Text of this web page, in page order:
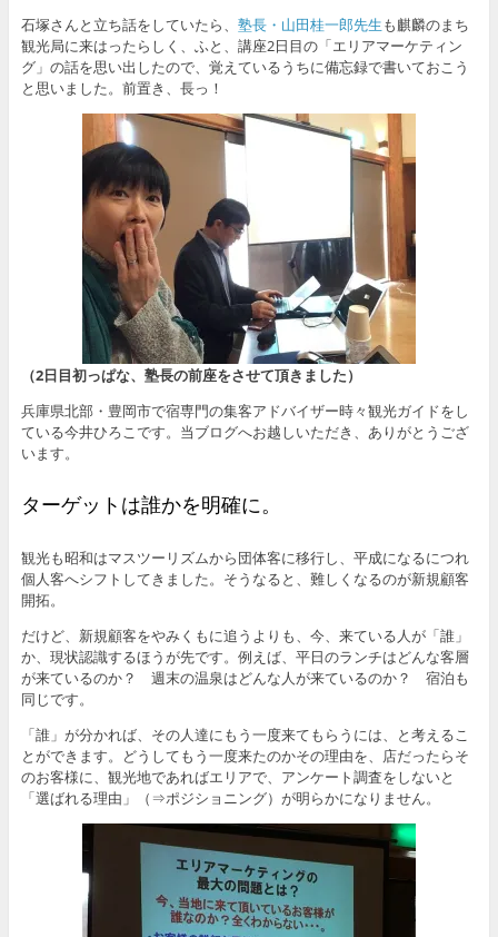
石塚さんと立ち話をしていたら、 塾長・山田桂一郎先生も麒麟のまち
観光局に来はったらしく、ふと、講座2日目の「エリアマーケティン
グ」の話を思い出したので、覚えているうちに備忘録で書いておこう
と思いました。前置き、長っ！
（2日目初っぱな、塾長の前座をさせて頂きました）
兵庫県北部・豊岡市で宿専門の集客アドバイザー時々観光ガイドをし
ている今井ひろこです。当ブログへお越しいただき、ありがとうござ
います。
ターゲットは誰かを明確に。
観光も昭和はマスツーリズムから団体客に移行し、平成になるにつれ
個人客へシフトしてきました。そうなると、難しくなるのが新規顧客
開拓。
だけど、新規顧客をやみくもに追うよりも、今、来ている人が「誰」
か、現状認識するほうが先です。例えば、平日のランチはどんな客層
が来ているのか？ 週末の温泉はどんな人が来ているのか？ 宿泊も
同じです。
「誰」が分かれば、その人達にもう一度来てもらうには、と考えるこ
とができます。どうしてもう一度来たのかその理由を、店だったらそ
のお客様に、観光地であればエリアで、アンケート調査をしないと
「選ばれる理由」（⇒ポジショニング）が明らかになりません。